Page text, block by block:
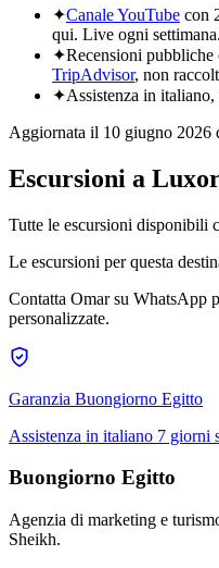
✦Canale YouTube con
qui. Live ogni settimana.
✦Recensioni
TripAdvisor, non
✦Assistenza in
Aggiornata il 10 giugno 2026
Escursioni a
Tutte le escursioni disponibili
Le escursioni per questa
Contatta Omar su WhatsApp
personalizzate.
Garanzia Buongiorno Egitto
Assistenza in italiano 7 giorni
Buongiorno Egitto
Agenzia di marketing e
Sheikh.